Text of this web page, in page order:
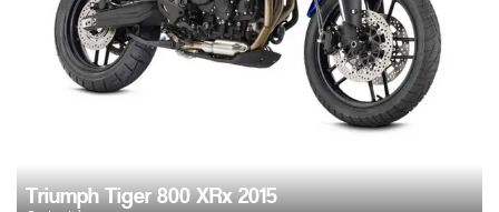
Triumph Tiger 800 XRx 2015